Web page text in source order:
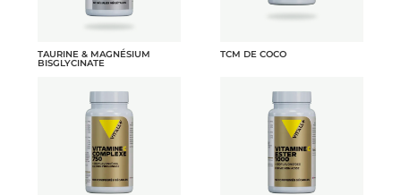
TAURINE & MAGNÉSIUM
BISGLYCINATE
TCM DE COCO